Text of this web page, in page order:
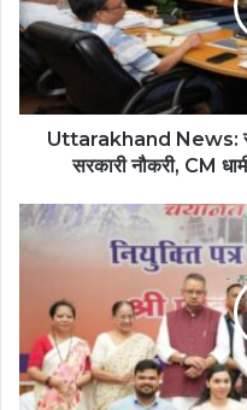
Uttarakhand News:
सरकारी नौकरी, CM